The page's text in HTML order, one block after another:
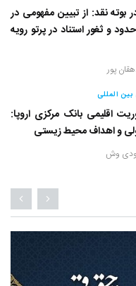
نقد: از تبیین مفهومی در
و ثغور استناد در پرتو رویه
پور
المللی
اقلیمی بانک مرکزی اروپا:
و اهداف محیط زیستی
وش